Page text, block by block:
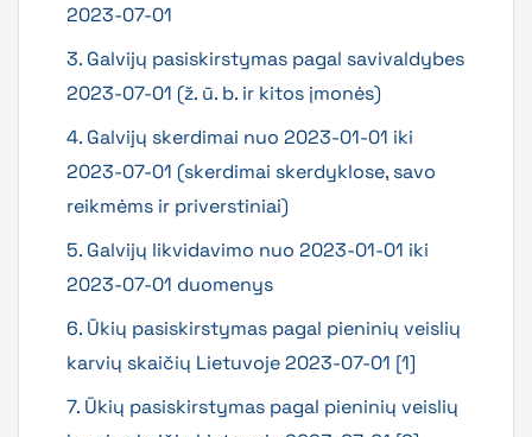
2023-07-01
3. Galvijų pasiskirstymas pagal savivaldybes
2023-07-01 (ž. ū. b. ir kitos įmonės)
4. Galvijų skerdimai nuo 2023-01-01 iki
2023-07-01 (skerdimai skerdyklose, savo
reikmėms ir priverstiniai)
5. Galvijų likvidavimo nuo 2023-01-01 iki
2023-07-01 duomenys
6. Ūkių pasiskirstymas pagal pieninių veislių
karvių skaičių Lietuvoje 2023-07-01 [1]
7. Ūkių pasiskirstymas pagal pieninių veislių